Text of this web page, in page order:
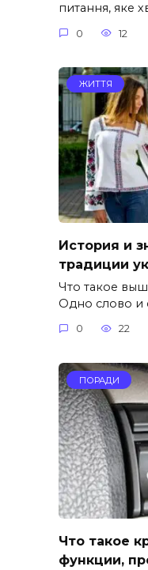
питання, яке
0 12
ЖИТТЯ
История и
традиции
Что такое
Одно слово и
0 22
ПОРАДИ
Что такое
функции,